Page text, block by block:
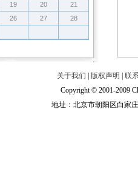
19 20
21
26 27
28
关于我们 版权声明
联
Copyright © 2001-2009
地址：北京市朝阳区白家